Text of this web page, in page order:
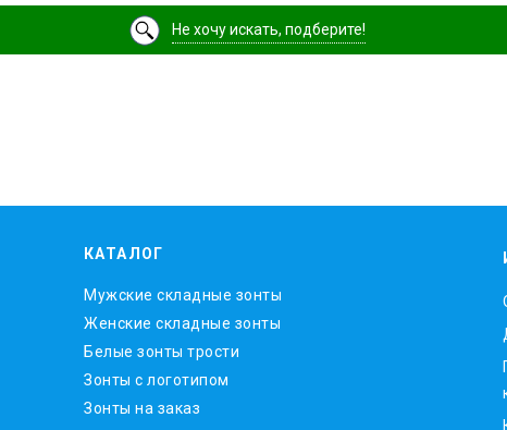
Не хочу искать, подберите!
КАТАЛОГ
Мужские складные зонты
Женские складные зонты
Белые зонты трости
Зонты с логотипом
Зонты на заказ